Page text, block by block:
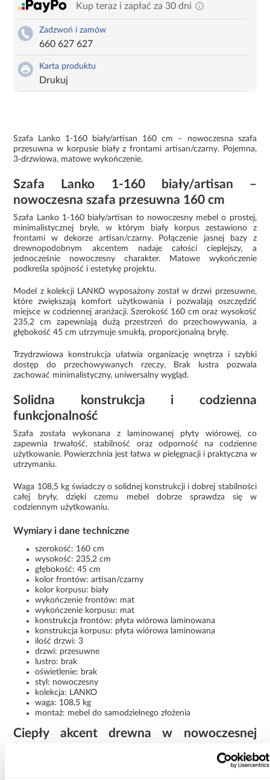
Kup teraz i zapłać za 30 dni
Zadzwoń i zamów
660 627 627
Karta produktu
Drukuj
Szafa Lanko 1-160 biały/artisan 160 cm – nowoczesna szafa
przesuwna w korpusie biały z frontami artisan/czarny. Pojemna,
3-drzwiowa, matowe wykończenie.
Szafa Lanko 1-160 biały/artisan –
nowoczesna szafa przesuwna 160 cm
Szafa Lanko 1-160 biały/artisan to nowoczesny mebel o prostej,
minimalistycznej bryle, w którym biały korpus zestawiono z
frontami w dekorze artisan/czarny. Połączenie jasnej bazy z
drewnopodobnym akcentem nadaje całości cieplejszy, a
jednocześnie nowoczesny charakter. Matowe wykończenie
podkreśla spójność i estetykę projektu.
Model z kolekcji LANKO wyposażony został w drzwi przesuwne,
które zwiększają komfort użytkowania i pozwalają oszczędzić
miejsce w codziennej aranżacji. Szerokość 160 cm oraz wysokość
235,2 cm zapewniają dużą przestrzeń do przechowywania, a
głębokość 45 cm utrzymuje smukłą, proporcjonalną bryłę.
Trzydrzwiowa konstrukcja ułatwia organizację wnętrza i szybki
dostęp do przechowywanych rzeczy. Brak lustra pozwala
zachować minimalistyczny, uniwersalny wygląd.
Solidna konstrukcja i codzienna
funkcjonalność
Szafa została wykonana z laminowanej płyty wiórowej, co
zapewnia trwałość, stabilność oraz odporność na codzienne
użytkowanie. Powierzchnia jest łatwa w pielęgnacji i praktyczna w
utrzymaniu.
Waga 108,5 kg świadczy o solidnej konstrukcji i dobrej stabilności
całej bryły, dzięki czemu mebel dobrze sprawdza się w
codziennym użytkowaniu.
Wymiary i dane techniczne
szerokość: 160 cm
wysokość: 235,2 cm
głębokość: 45 cm
kolor frontów: artisan/czarny
kolor korpusu: biały
wykończenie frontów: mat
wykończenie korpusu: mat
konstrukcja frontów: płyta wiórowa laminowana
konstrukcja korpusu: płyta wiórowa laminowana
ilość drzwi: 3
drzwi: przesuwne
lustro: brak
oświetlenie: brak
styl: nowoczesny
kolekcja: LANKO
waga: 108,5 kg
montaż: mebel do samodzielnego złożenia
Ciepły akcent drewna w nowoczesnej
Szafa Lanko 1-160 biały/artisan łączy funkcjonalność, dużą